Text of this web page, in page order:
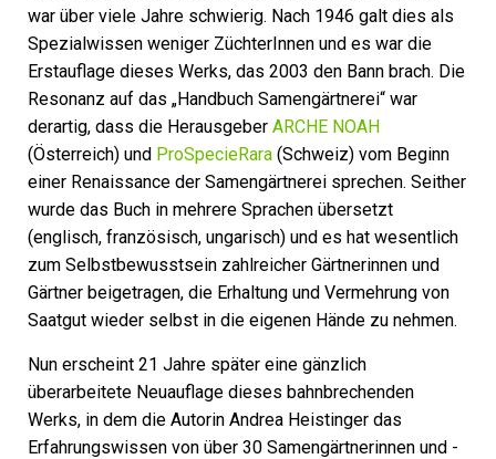
war über viele Jahre schwierig. Nach 1946 galt dies als
Spezialwissen weniger ZüchterInnen und es war die
Erstauflage dieses Werks, das 2003 den Bann brach. Die
Resonanz auf das „Handbuch Samengärtnerei“ war
derartig, dass die Herausgeber ARCHE NOAH
(Österreich) und ProSpecieRara (Schweiz) vom Beginn
einer Renaissance der Samengärtnerei sprechen. Seither
wurde das Buch in mehrere Sprachen übersetzt
(englisch, französisch, ungarisch) und es hat wesentlich
zum Selbstbewusstsein zahlreicher Gärtnerinnen und
Gärtner beigetragen, die Erhaltung und Vermehrung von
Saatgut wieder selbst in die eigenen Hände zu nehmen.
Nun erscheint 21 Jahre später eine gänzlich
überarbeitete Neuauflage dieses bahnbrechenden
Werks, in dem die Autorin Andrea Heistinger das
Erfahrungswissen von über 30 Samengärtnerinnen und -